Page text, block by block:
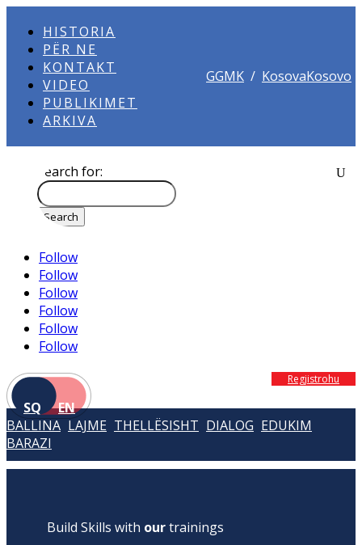
HISTORIA
PËR NE
KONTAKT
VIDEO
PUBLIKIMET
ARKIVA
GGMK / KosovaKosovo
Search for:
Follow
Follow
Follow
Follow
Follow
Follow
SQ EN
Regjistrohu
BALLINA LAJME THELLËSISHT DIALOG EDUKIM
BARAZI
Build Skills with ourtrainings